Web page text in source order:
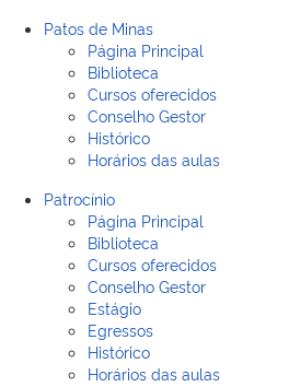
Patos de Minas
Página Principal
Biblioteca
Cursos oferecidos
Conselho Gestor
Histórico
Horários das aulas
Patrocínio
Página Principal
Biblioteca
Cursos oferecidos
Conselho Gestor
Estágio
Egressos
Histórico
Horários das aulas